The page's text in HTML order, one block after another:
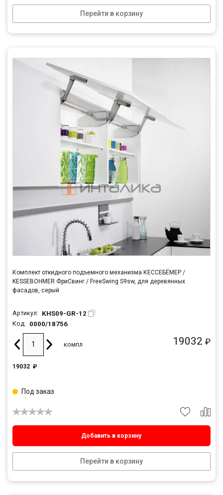
Перейти в корзину
Комплект откидного подъемного механизма КЕССЕБЁМЕР /
KESSEBOHMER ФриСвинг / FreeSwing S9sw, для деревянных
фасадов, серый
Артикул: KHS09-GR-12
Код: 0000/18756
19032 ₽
компл
19032 ₽
Добавить в корзину
Перейти в корзину
Под заказ